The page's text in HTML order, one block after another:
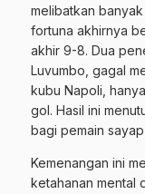
melibatkan
fortuna akhirnya
akhir 9-8. Dua
Luvumbo, gagal
kubu Napoli,
gol. Hasil ini
bagi pemain
Kemenangan ini
ketahanan mental